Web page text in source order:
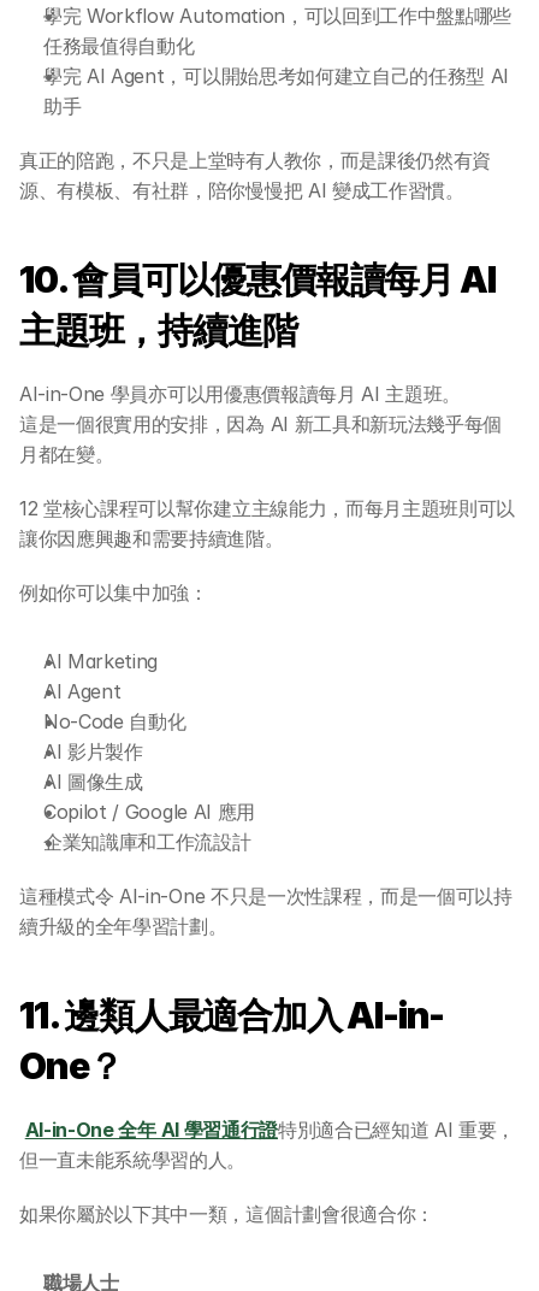
學完 Workflow Automation，可以回到工作中盤點哪些
任務最值得自動化
學完 AI Agent，可以開始思考如何建立自己的任務型 AI
助手
真正的陪跑，不只是上堂時有人教你，而是課後仍然有資
源、有模板、有社群，陪你慢慢把 AI 變成工作習慣。
10. 會員可以優惠價報讀每月 AI
主題班，持續進階
AI-in-One 學員亦可以用優惠價報讀每月 AI 主題班。
這是一個很實用的安排，因為 AI 新工具和新玩法幾乎每個
月都在變。
12 堂核心課程可以幫你建立主線能力，而每月主題班則可以
讓你因應興趣和需要持續進階。
例如你可以集中加強：
AI Marketing
AI Agent
No-Code 自動化
AI 影片製作
AI 圖像生成
Copilot / Google AI 應用
企業知識庫和工作流設計
這種模式令 AI-in-One 不只是一次性課程，而是一個可以持
續升級的全年學習計劃。
11. 邊類人最適合加入 AI-in-
One？
AI-in-One 全年 AI 學習通行證特別適合已經知道 AI 重要，
但一直未能系統學習的人。
如果你屬於以下其中一類，這個計劃會很適合你：
職場人士